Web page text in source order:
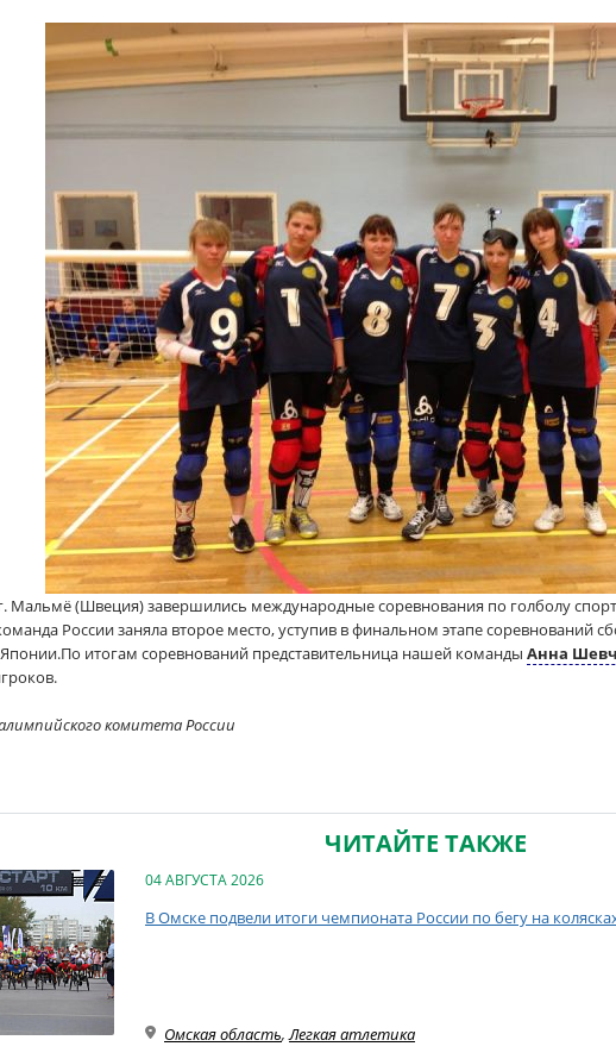
Мальмё (Швеция) завершились международные соревнования по голболу
России заняла второе место, уступив в финальном этапе соревнований
итогам соревнований представительница нашей команды Анна
комитета России
ЧИТАЙТЕ ТАКЖЕ
04 АВГУСТА 2026
В Омске подвели итоги чемпионата России по бегу на
Омская область,Легкая атлетика